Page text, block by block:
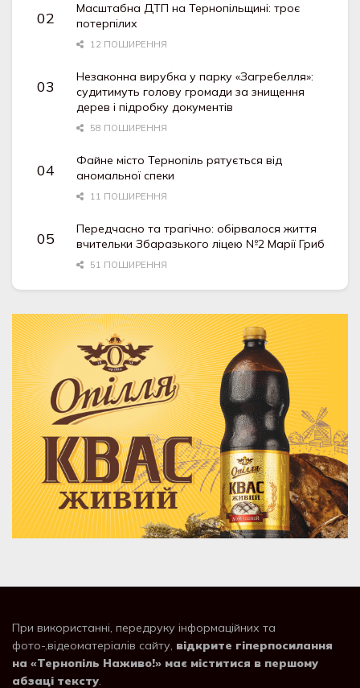
Масштабна ДТП на Тернопільщині: троє
потерпілих
12 ПОШИРЕННЯ
Незаконна вирубка у парку «Загребелля»:
судитимуть голову громади за знищення
дерев і підробку документів
58 ПОШИРЕННЯ
Файне місто Тернопіль рятується від
аномальної спеки
11 ПОШИРЕННЯ
Передчасно та трагічно: обірвалося життя
вчительки Збаразького ліцею №2 Марії Гриб
51 ПОШИРЕННЯ
При використанні, передруку інформаційних та
фото-,відеоматеріалів сайту, відкрите гіперпосилання
на «Тернопіль Наживо!» має міститися в першому
абзаці тексту.